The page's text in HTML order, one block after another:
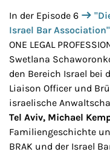
In der Episode 6
Israel Bar Association"
ONE LEGAL
Swetlana
den Bereich Israel bei
Liaison Officer und
israelische
Tel Aviv, Michael
Familiengeschichte
BRAK und der Israel